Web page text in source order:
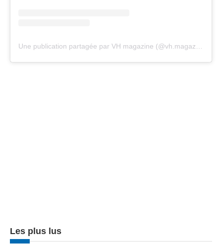
Une publication partagée par VH magazine (@vh.magazine)
Les plus lus